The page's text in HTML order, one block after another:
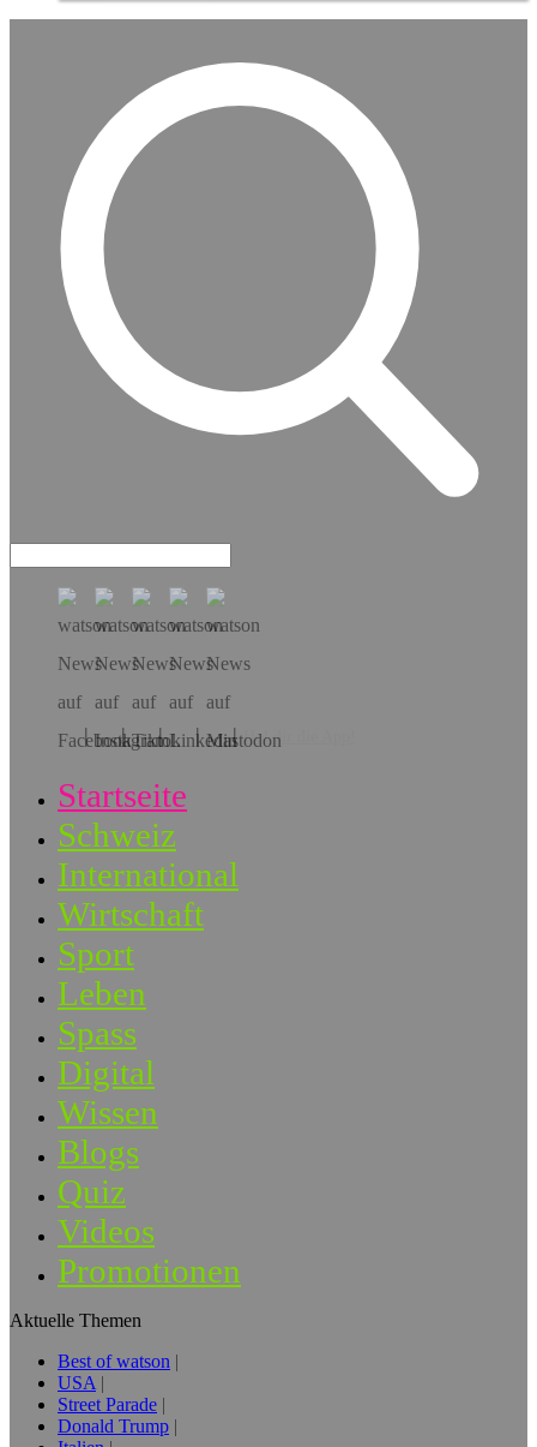
Hol dir die App!
Startseite
Schweiz
International
Wirtschaft
Sport
Leben
Spass
Digital
Wissen
Blogs
Quiz
Videos
Promotionen
Aktuelle Themen
Best of watson
USA
Street Parade
Donald Trump